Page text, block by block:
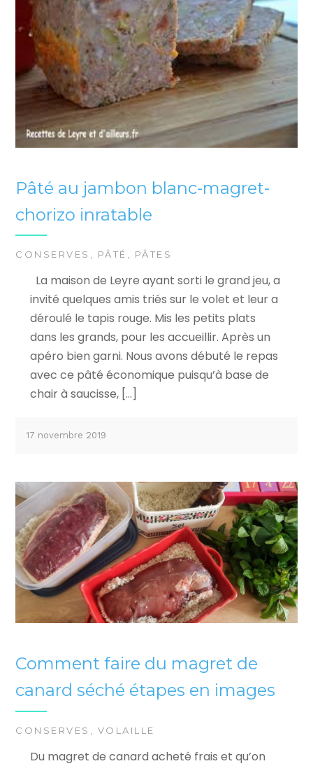
Pâté au jambon blanc-magret-
chorizo inratable
CONSERVES PÂTÉ PÂTES
La maison de Leyre ayant sorti le grand jeu, a
invité quelques amis triés sur le volet et leur a
déroulé le tapis rouge. Mis les petits plats
dans les grands, pour les accueillir. Après un
apéro bien garni. Nous avons débuté le repas
avec ce pâté économique puisqu’à base de
chair à saucisse, […]
17 novembre 2019
Comment faire du magret de
canard séché étapes en images
CONSERVES VOLAILLE
Du magret de canard acheté frais et qu’on